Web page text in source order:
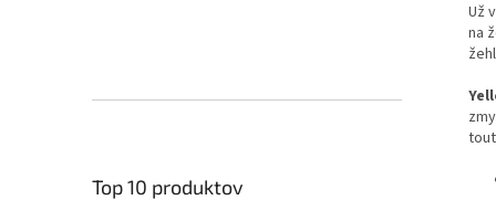
Top 10 produktov
Už
na